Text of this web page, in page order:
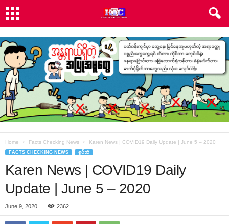
Home Facts Checking News Karen News | COVID19 Daily Update | June 5 – 2020
FACTS CHECKING NEWS ရုပ်သံ
Karen News | COVID19 Daily
Update | June 5 – 2020
June 9, 2020 2362